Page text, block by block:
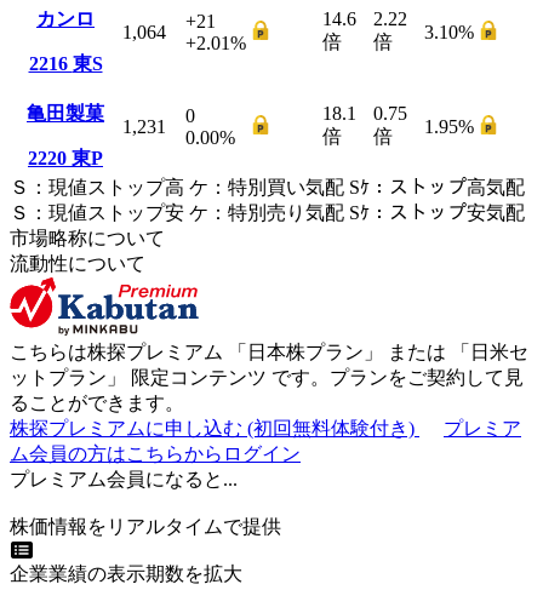
カンロ
2216 東S
1,064
+21
+2.01%
14.6
倍
2.22
倍
3.10%
亀田製菓
2220 東P
1,231
0
0.00%
18.1
倍
0.75
倍
1.95%
Ｓ ： 現値ストップ高 ケ ： 特別買い気配 Sｹ ： ストップ高気配
Ｓ ： 現値ストップ安 ケ ： 特別売 り 気配 Sｹ ： ストップ安気配
市場略称について
流動性について
こちらは株探プレミアム 「 日本株プラン 」 または 「 日米セ
ットプラン 」 限定コンテンツ です。プランをご契約して見
ることができます。
株探プレミアムに申し込む (初回無料体験付き)
プレミア
ム会員の方はこちらからログイン
プレミアム会員になると...
株価情報をリアルタイムで提供
企業業績の表示期数を拡大